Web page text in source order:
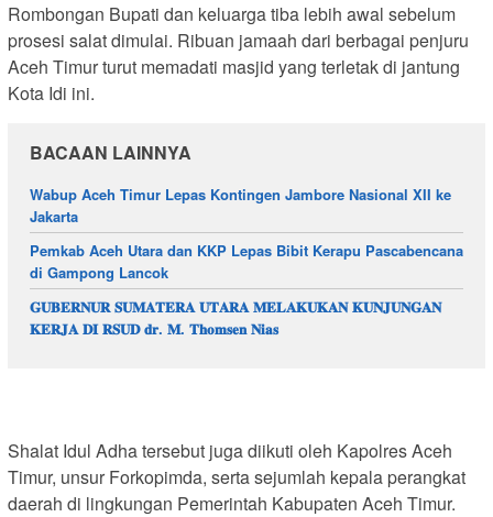
Rombongan Bupati dan keluarga tiba lebih awal sebelum
prosesi salat dimulai. Ribuan jamaah dari berbagai penjuru
Aceh Timur turut memadati masjid yang terletak di jantung
Kota Idi ini.
BACAAN LAINNYA
Wabup Aceh Timur Lepas Kontingen Jambore Nasional XII ke
Jakarta
Pemkab Aceh Utara dan KKP Lepas Bibit Kerapu Pascabencana
di Gampong Lancok
𝐆𝐔𝐁𝐄𝐑𝐍𝐔𝐑 𝐒𝐔𝐌𝐀𝐓𝐄𝐑𝐀 𝐔𝐓𝐀𝐑𝐀 𝐌𝐄𝐋𝐀𝐊𝐔𝐊𝐀𝐍 𝐊𝐔𝐍𝐉𝐔𝐍𝐆𝐀𝐍
𝐊𝐄𝐑𝐉𝐀 𝐃𝐈 𝐑𝐒𝐔𝐃 𝐝𝐫. 𝐌. 𝐓𝐡𝐨𝐦𝐬𝐞𝐧 𝐍𝐢𝐚𝐬
Shalat Idul Adha tersebut juga diikuti oleh Kapolres Aceh
Timur, unsur Forkopimda, serta sejumlah kepala perangkat
daerah di lingkungan Pemerintah Kabupaten Aceh Timur.